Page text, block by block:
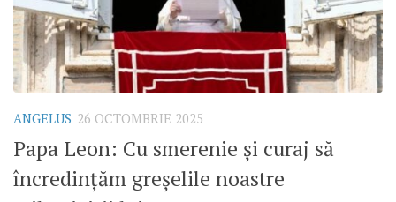
ANGELUS 26 OCTOMBRIE 2025
Papa Leon: Cu smerenie și curaj să
încredințăm greșelile noastre